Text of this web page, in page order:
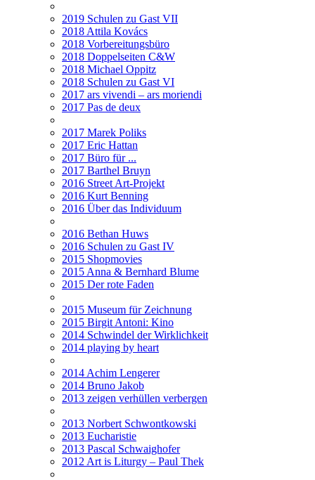
2019 Schulen zu Gast VII
2018 Attila Kovács
2018 Vorbereitungsbüro
2018 Doppelseiten C&W
2018 Michael Oppitz
2018 Schulen zu Gast VI
2017 ars vivendi – ars moriendi
2017 Pas de deux
2017 Marek Poliks
2017 Eric Hattan
2017 Büro für ...
2017 Barthel Bruyn
2016 Street Art-Projekt
2016 Kurt Benning
2016 Über das Individuum
2016 Bethan Huws
2016 Schulen zu Gast IV
2015 Shopmovies
2015 Anna & Bernhard Blume
2015 Der rote Faden
2015 Museum für Zeichnung
2015 Birgit Antoni: Kino
2014 Schwindel der Wirklichkeit
2014 playing by heart
2014 Achim Lengerer
2014 Bruno Jakob
2013 zeigen verhüllen verbergen
2013 Norbert Schwontkowski
2013 Eucharistie
2013 Pascal Schwaighofer
2012 Art is Liturgy – Paul Thek